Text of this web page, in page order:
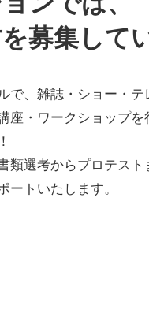
募集して
、雑誌・ショー・テ
・ワークショップを
類選考からプロテスト
ートいたします。